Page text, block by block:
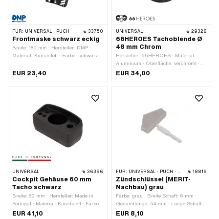
FÜR: UNIVERSAL · PUCH 33750
Frontmaske schwarz eckig
Breite: 180 mm · Hersteller: DMP ·
Material: Kunststoff · Farbe: schwarz ·
EUR 23,40
UNIVERSAL 29328
66HEROES Tachoblende Ø
48 mm Chrom
Hersteller: 66HEROES · Material:
Aluminium · Oberfläche: verchromt ·
Farbe: Chrom · Ø Befestigungsloch: 48
EUR 34,00
UNIVERSAL 36396
Cockpit Gehäuse 60 mm
Tacho schwarz
Breite: 80 mm · Hersteller: Made in
Portugal · Material: Kunststoff · Farbe:
schwarz · Gesamtlänge: 160 mm ·
EUR 41,10
FÜR: UNIVERSAL · PUCH · SACHS · ZÜNDAPP BELMONDO 18819
Zündschlüssel (MERIT-
Nachbau) grau
Farbe: grau · Breite Schaft: 6 mm ·
Gesamtlänge: 54 mm · Länge Schaft:
36 mm
EUR 8,10